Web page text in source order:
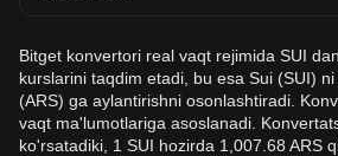
Bitget konvertori real vaqt rejimida SUI
kurslarini taqdim etadi, bu esa Sui (SUI)
(ARS) ga aylantirishni osonlashtiradi.
vaqt ma'lumotlariga asoslanadi.
ko'rsatadiki, 1 SUI hozirda 1,007.68 ARS